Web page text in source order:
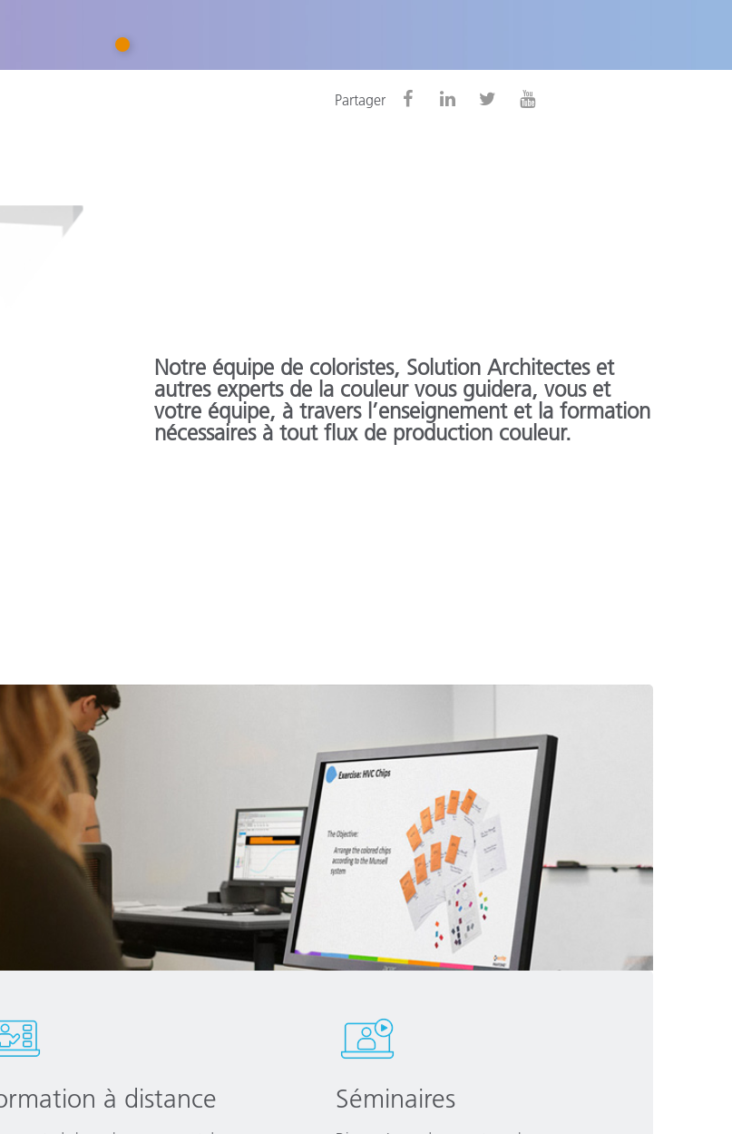
Matériaux de Construction
1
Partager
Notre équipe de coloristes, Solution Architectes et
autres experts de la couleur vous guidera, vous et
votre équipe, à travers l’enseignement et la formation
nécessaires à tout flux de production couleur.
à distance Séminaires